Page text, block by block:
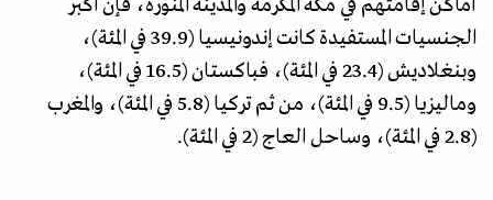
الجنسيات المستفيدة كانت إندونيسيا (39.9 في المئة)،
وبنغلاديش (23.4 في المئة)، فباكستان (16.5 في المئة)،
وماليزيا (9.5 في المئة)، من ثم تركيا (5.8 في المئة)، والمغرب
(2.8 في المئة)، وساحل العاج (2 في المئة).